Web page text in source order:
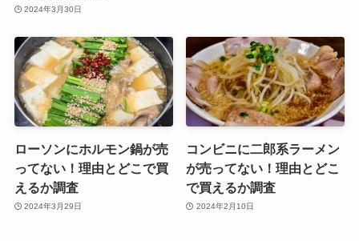
2024年3月30日
ローソンにホルモン鍋が売
ってない！理由とどこで買
えるか調査
2024年3月29日
コンビニに二郎系ラーメン
が売ってない！理由とどこ
で買えるか調査
2024年2月10日